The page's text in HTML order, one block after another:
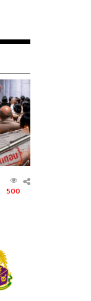
500